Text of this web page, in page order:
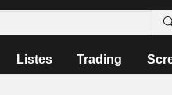
Listes Trading